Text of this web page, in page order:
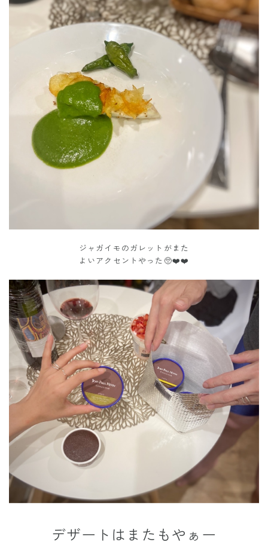
ジャガイモのガレットがまた
よいアクセントやった🥺❤️❤️
デザートはまたもやぁー